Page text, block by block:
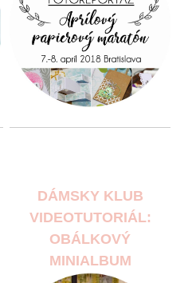
DÁMSKY KLUB
VIDEOTUTORIÁL:
OBÁLKOVÝ
MINIALBUM